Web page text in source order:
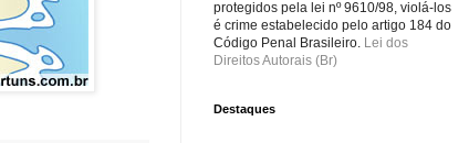
protegidos pela lei nº 9610/98, violá-los
é crime estabelecido pelo artigo 184 do
Código Penal Brasileiro. Lei dos
Direitos Autorais (Br)
Destaques